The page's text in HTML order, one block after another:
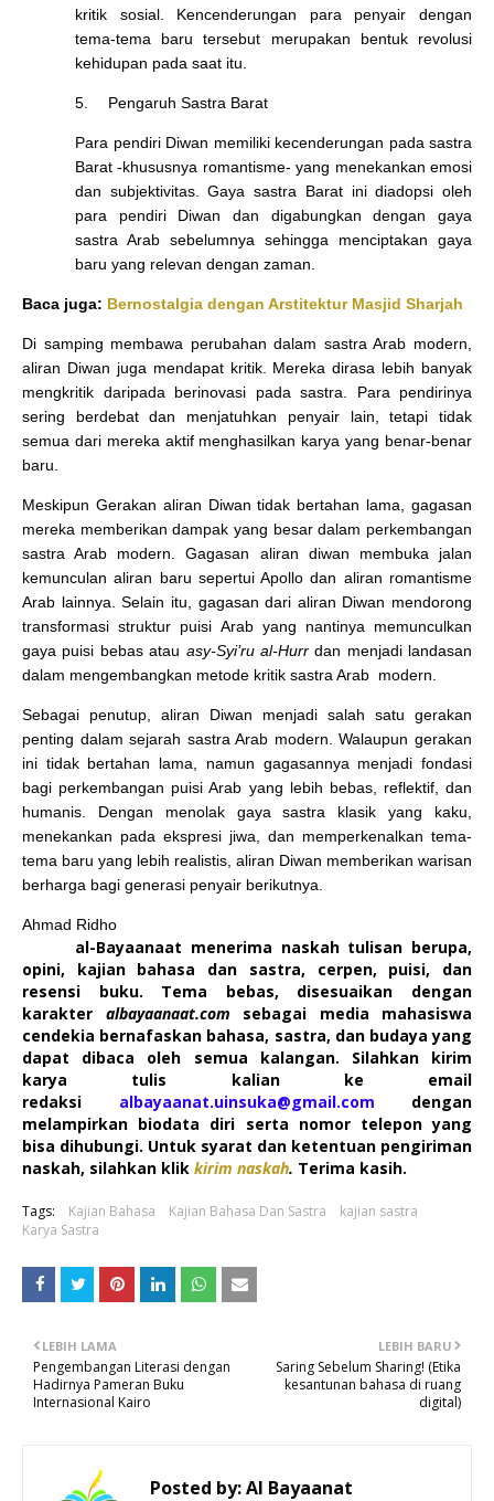
kritik sosial. Kencenderungan para penyair dengan
tema-tema baru tersebut merupakan bentuk revolusi
kehidupan pada saat itu.
5. Pengaruh Sastra Barat
Para pendiri Diwan memiliki kecenderungan pada sastra
Barat -khususnya romantisme- yang menekankan emosi
dan subjektivitas. Gaya sastra Barat ini diadopsi oleh
para pendiri Diwan dan digabungkan dengan gaya
sastra Arab sebelumnya sehingga menciptakan gaya
baru yang relevan dengan zaman.
Baca juga: Bernostalgia dengan Arstitektur Masjid Sharjah
Di samping membawa perubahan dalam sastra Arab modern,
aliran Diwan juga mendapat kritik. Mereka dirasa lebih banyak
mengkritik daripada berinovasi pada sastra. Para pendirinya
sering berdebat dan menjatuhkan penyair lain, tetapi tidak
semua dari mereka aktif menghasilkan karya yang benar-benar
baru.
Meskipun Gerakan aliran Diwan tidak bertahan lama, gagasan
mereka memberikan dampak yang besar dalam perkembangan
sastra Arab modern. Gagasan aliran diwan membuka jalan
kemunculan aliran baru sepertui Apollo dan aliran romantisme
Arab lainnya. Selain itu, gagasan dari aliran Diwan mendorong
transformasi struktur puisi Arab yang nantinya memunculkan
gaya puisi bebas atau asy-Syi’ru al-Hurrdan menjadi landasan
dalam mengembangkan metode kritik sastra Arab modern.
Sebagai penutup, aliran Diwan menjadi salah satu gerakan
penting dalam sejarah sastra Arab modern. Walaupun gerakan
ini tidak bertahan lama, namun gagasannya menjadi fondasi
bagi perkembangan puisi Arab yang lebih bebas, reflektif, dan
humanis. Dengan menolak gaya sastra klasik yang kaku,
menekankan pada ekspresi jiwa, dan memperkenalkan tema-
tema baru yang lebih realistis, aliran Diwan memberikan warisan
berharga bagi generasi penyair berikutnya.
Ahmad Ridho
al-Bayaanaat menerima naskah tulisan berupa,
opini, kajian bahasa dan sastra, cerpen, puisi, dan
resensi buku. Tema bebas, disesuaikan dengan
karakter albayaanaat.com sebagai media mahasiswa
cendekia bernafaskan bahasa, sastra, dan budaya yang
dapat dibaca oleh semua kalangan. Silahkan kirim
karya tulis kalian ke email
redaksi albayaanat.uinsuka@gmail.com dengan
melampirkan biodata diri serta nomor telepon yang
bisa dihubungi. Untuk syarat dan ketentuan pengiriman
naskah, silahkan klik kirim naskah. Terima kasih.
Tags: Kajian Bahasa Kajian Bahasa Dan Sastra
kajian sastra
Karya Sastra
LEBIH BARU
Saring Sebelum Sharing! (Etika
kesantunan bahasa di ruang
digital)
LEBIH LAMA
Pengembangan Literasi dengan
Hadirnya Pameran Buku
Internasional Kairo
Posted by:Al Bayaanat